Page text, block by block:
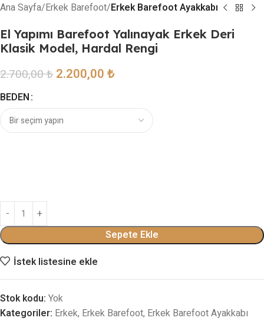
Ana Sayfa Erkek Barefoot Erkek Barefoot Ayakkabı
El Yapımı Barefoot Yalınayak Erkek Deri
Klasik Model, Hardal Rengi
2.700,00₺ 2.200,00₺
BEDEN
Sepete Ekle
İstek listesine ekle
Stok kodu: Yok
Kategoriler: Erkek, Erkek Barefoot, Erkek Barefoot Ayakkabı